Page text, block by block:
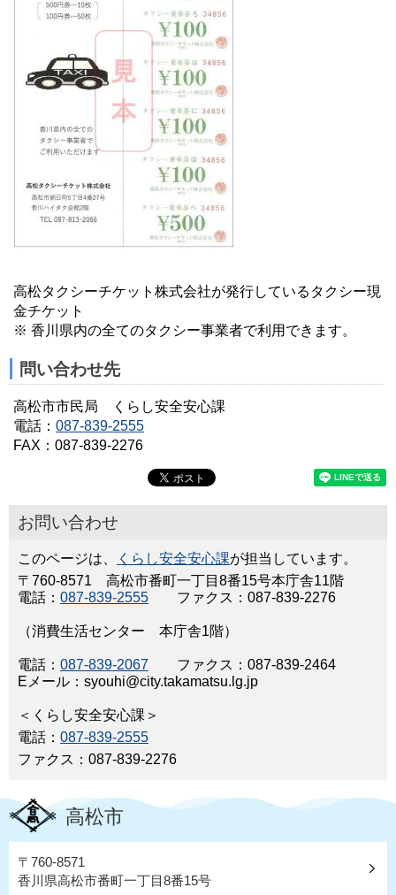
高松タクシーチケット株式会社が発行しているタクシー現
金チケット
※ 香川県内の全てのタクシー事業者で利用できます。
問い合わせ先
高松市市民局 くらし安全安心課
電話： 087-839-2555
FAX：087-839-2276
お問い合わせ
このページは、 くらし安全安心課が担当しています。
〒760-8571 高松市番町一丁目8番15号本庁舎11階
電話： 087-839-2555 ファクス：087-839-2276
（消費生活センター 本庁舎1階）
電話： 087-839-2067 ファクス：087-839-2464
Eメール：syouhi@city.takamatsu.lg.jp
＜くらし安全安心課＞
電話： 087-839-2555
ファクス：087-839-2276
高松市
〒760-8571
香川県高松市番町一丁目8番15号